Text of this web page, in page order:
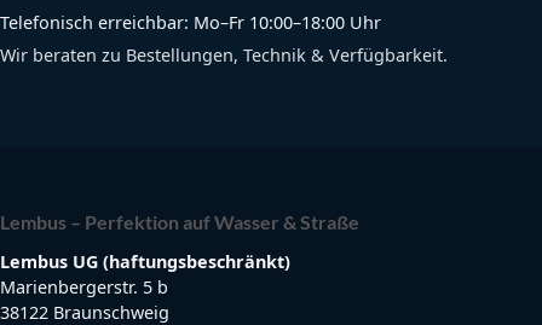
Telefonisch erreichbar: Mo–Fr 10:00–18:00 Uhr
Wir beraten zu Bestellungen, Technik & Verfügbarkeit.
Lembus – Perfektion auf Wasser & Straße
Lembus UG (haftungsbeschränkt)
Marienbergerstr. 5 b
38122 Braunschweig